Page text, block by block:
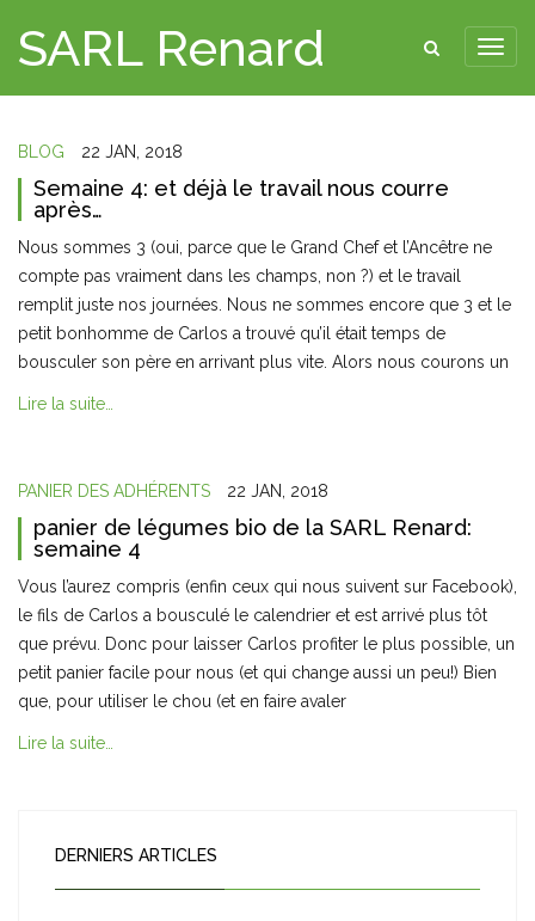
SARL Renard
BLOG 22 JAN, 2018
Semaine 4: et déjà le travail nous courre
après…
Nous sommes 3 (oui, parce que le Grand Chef et l’Ancêtre ne
compte pas vraiment dans les champs, non ?) et le travail
remplit juste nos journées. Nous ne sommes encore que 3 et le
petit bonhomme de Carlos a trouvé qu’il était temps de
bousculer son père en arrivant plus vite. Alors nous courons un
Lire la suite…
PANIER DES ADHÉRENTS 22 JAN, 2018
panier de légumes bio de la SARL Renard:
semaine 4
Vous l’aurez compris (enfin ceux qui nous suivent sur Facebook),
le fils de Carlos a bousculé le calendrier et est arrivé plus tôt
que prévu. Donc pour laisser Carlos profiter le plus possible, un
petit panier facile pour nous (et qui change aussi un peu!) Bien
que, pour utiliser le chou (et en faire avaler
Lire la suite…
DERNIERS ARTICLES